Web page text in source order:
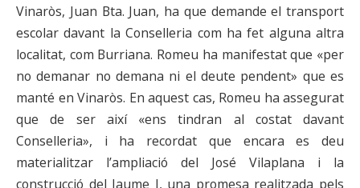
Vinaròs, Juan Bta. Juan, ha que demande el transport
escolar davant la Conselleria com ha fet alguna altra
localitat, com Burriana. Romeu ha manifestat que «per
no demanar no demana ni el deute pendent» que es
manté en Vinaròs. En aquest cas, Romeu ha assegurat
que de ser així «ens tindran al costat davant
Conselleria», i ha recordat que encara es deu
materialitzar l’ampliació del José Vilaplana i la
construcció del Jaume I, una promesa realitzada pels